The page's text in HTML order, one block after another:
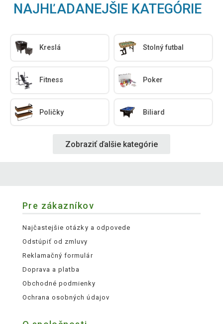
NAJHĽADANEJŠIE KATEGÓRIE
Kreslá Stolný futbal
Fitness Poker
Poličky Biliard
Zobraziť ďalšie kategórie
Pre zákazníkov
Najčastejšie otázky a odpovede
Odstúpiť od zmluvy
Reklamačný formulár
Doprava a platba
Obchodné podmienky
Ochrana osobných údajov